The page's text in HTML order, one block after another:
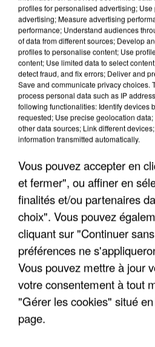
APRÈS TOUTES CES
DE FAUNE SAUVAGE SONT...
profiles for personalised advertising;
advertising; Measure advertising
performance; Understand audiences
of data from different sources; Develop
profiles to personalise content; Use
content; Use limited data to select
detect fraud, and fix errors; Deliver and
Save and communicate privacy choices.
process personal data such as IP
following functionalities: Identify devices
requested; Use precise geolocation
other data sources; Link different
information transmitted automatically.
Vous pouvez accepter en
et fermer", ou affiner en
finalités et/ou partenaires
choix". Vous pouvez
cliquant sur "Continuer
préférences ne
Vous pouvez mettre à jour
votre consentement à tout
"Gérer les cookies" situé
page.